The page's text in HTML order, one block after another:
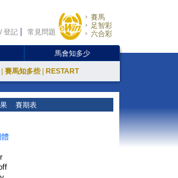
/登記 常見問題
賽馬
足智彩
六合彩
馬會知多少
賽馬知多些 RESTART
賽期表